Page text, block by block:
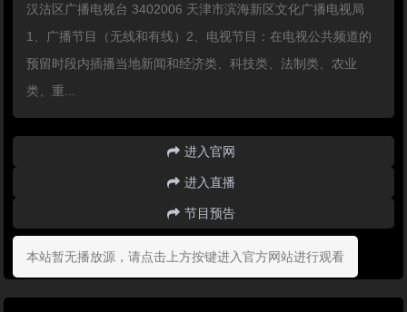
汉沽区广播电视台 3402006 天津市滨海新区文化广播电视局
1、广播节目（无线和有线）2、电视节目：在电视公共频道的
预留时段内插播当地新闻和经济类、科技类、法制类、农业
类、重...
进入官网
进入直播
节目预告
本站暂无播放源，请点击上方按键进入官方网站进行观看